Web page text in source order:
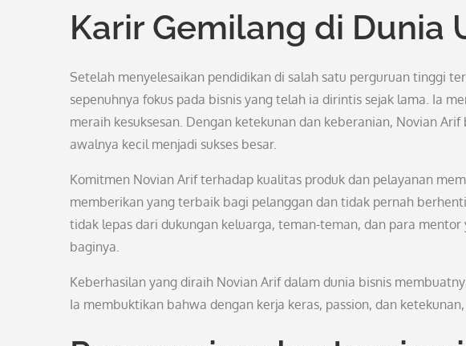
Karir Gemilang di Dunia
Setelah menyelesaikan pendidikan di salah satu perguruan tinggi
sepenuhnya fokus pada bisnis yang telah ia dirintis sejak lama. Ia
meraih kesuksesan. Dengan ketekunan dan keberanian, Novian
awalnya kecil menjadi sukses besar.
Komitmen Novian Arif terhadap kualitas produk dan pelayanan
memberikan yang terbaik bagi pelanggan dan tidak pernah
tidak lepas dari dukungan keluarga, teman-teman, dan para
baginya.
Keberhasilan yang diraih Novian Arif dalam dunia bisnis
Ia membuktikan bahwa dengan kerja keras, passion, dan